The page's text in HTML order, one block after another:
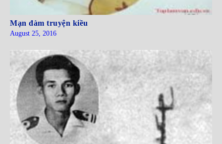
Mạn đàm truyện kiều
August 25, 2016